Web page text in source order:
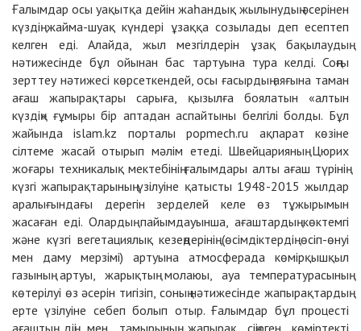
Ғалымдар осы уақытқа дейін жаһандық жылынудың әсерінен
күздің жайма-шуақ күндері ұзаққа созылады деп есептеп
келген еді. Алайда, жыл мезгілдерін ұзақ бақылаудың
нәтижесінде бұл ойынан бас тартуына тура келді. Соңғы
зерттеу нәтижесі көрсеткендей, осы ғасырдың аяғына таман
ағаш жапырақтары сарыға, қызылға боялатын «алтын
күздің» ғұмыры бір аптадан аспайтыны белгілі болды. Бұл
жайында islam.kz порталы popmech.ru ақпарат көзіне
сілтеме жасай отырып мәлім етеді. Швейцарияның Цюрих
жоғары техникалық мектебінің ғалымдары алты ағаш түрінің
күзгі жапырақтарының үзілуіне қатысты 1948-2015 жылдар
аралығындағы дерегін зерделей келе өз тұжырымын
жасаған еді. Олардың пайымдауынша, ағаштардың көктемгі
және күзгі вегетациялық кезеңдерінің (өсімдіктердің өсіп-өнуі
мен даму мерзімі) артуына атмосферада көмірқышқыл
газының артуы, жарықтың молаюы, ауа температурасының
көтерілуі өз әсерін тигізіп, соның нәтижесінде жапырақтардың
ерте үзілуіне себеп болып отыр. Ғалымдар бұл процесті